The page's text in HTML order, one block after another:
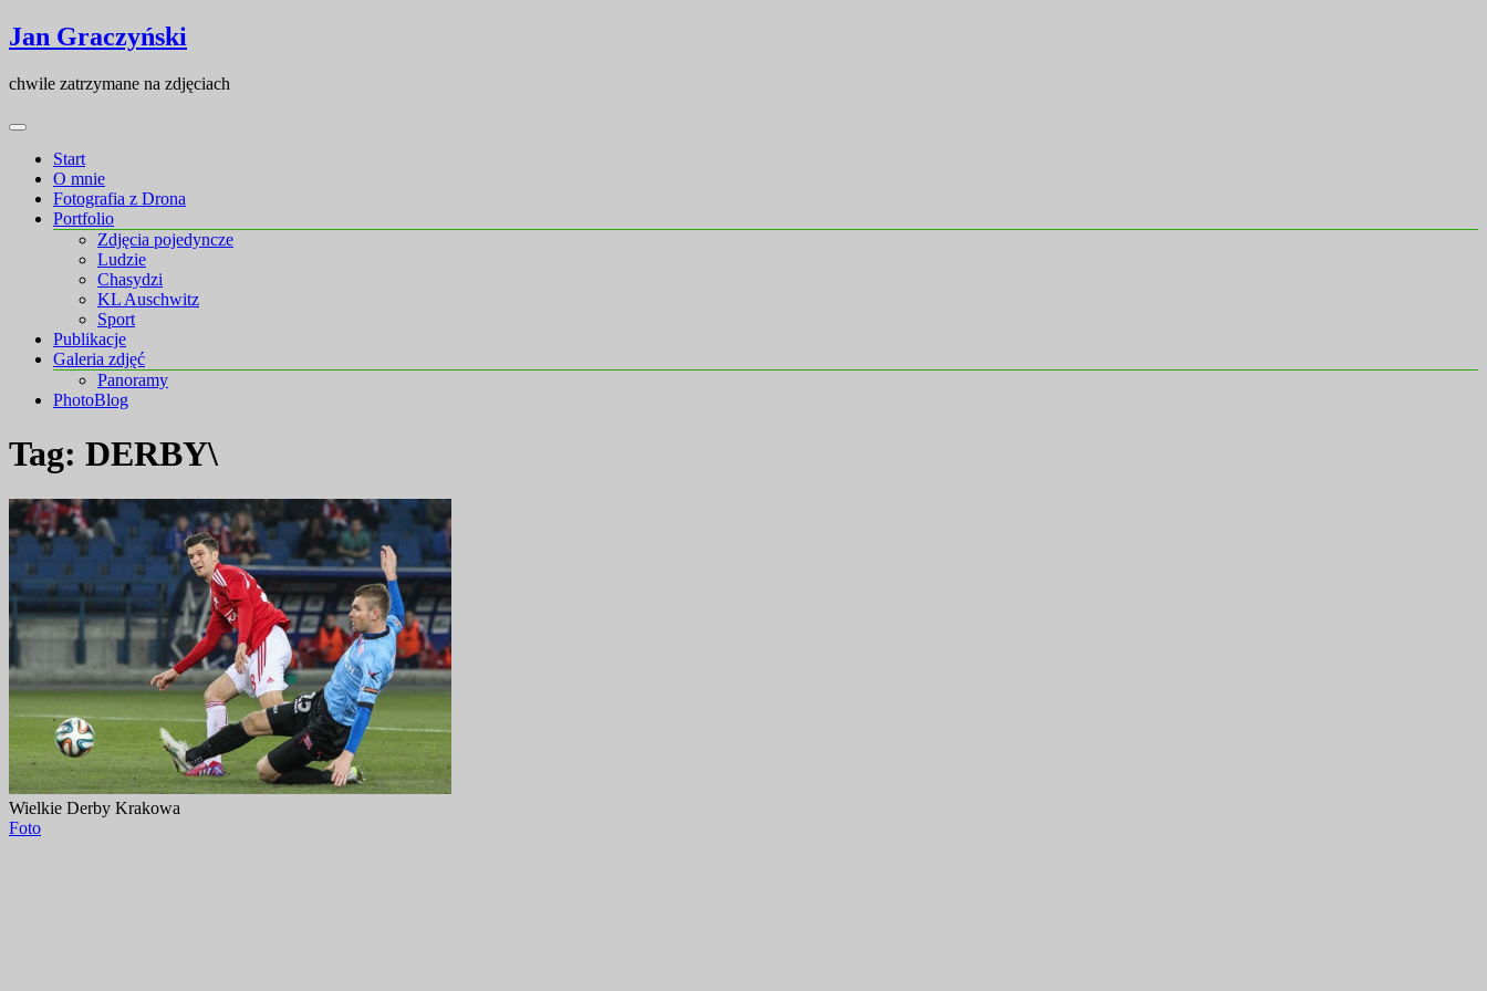
Skip
to
Skip
to
Jan Graczyński
chwile zatrzymane na zdjęciach
Start
O mnie
Fotografia z Drona
Portfolio
Zdjęcia pojedyncze
Ludzie
Chasydzi
KL Auschwitz
Sport
Publikacje
Galeria zdjęć
Panoramy
PhotoBlog
Tag: DERBY\
Wielkie Derby Krakowa
Foto